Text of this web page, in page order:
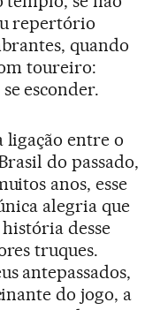
repertório
quando
toureiro:
esconder.
ligação entre o
do passado,
anos, esse
alegria que
desse
truques.
antepassados,
do jogo, a